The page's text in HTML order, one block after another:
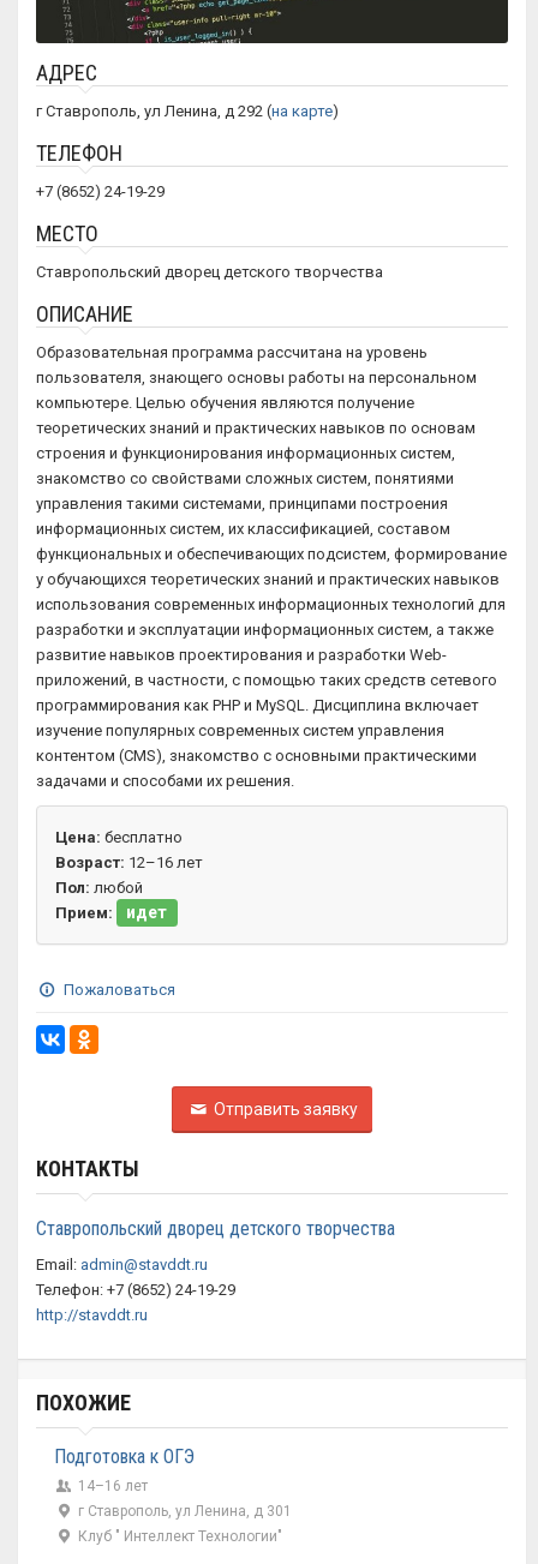
АДРЕС
г Ставрополь, ул Ленина, д 292 (на карте)
ТЕЛЕФОН
+7 (8652) 24-19-29
МЕСТО
Ставропольский дворец детского творчества
ОПИСАНИЕ
Образовательная программа рассчитана на уровень
пользователя, знающего основы работы на персональном
компьютере. Целью обучения являются получение
теоретических знаний и практических навыков по основам
строения и функционирования информационных систем,
знакомство со свойствами сложных систем, понятиями
управления такими системами, принципами построения
информационных систем, их классификацией, составом
функциональных и обеспечивающих подсистем, формирование
у обучающихся теоретических знаний и практических навыков
использования современных информационных технологий для
разработки и эксплуатации информационных систем, а также
развитие навыков проектирования и разработки Web-
приложений, в частности, с помощью таких средств сетевого
программирования как PHP и MySQL. Дисциплина включает
изучение популярных современных систем управления
контентом (CMS), знакомство с основными практическими
задачами и способами их решения.
Цена: бесплатно
Возраст: 12–16 лет
Пол: любой
Прием:
идет
Пожаловаться
Отправить заявку
КОНТАКТЫ
Ставропольский дворец детского творчества
Email: admin@stavddt.ru
Телефон: +7 (8652) 24-19-29
http://stavddt.ru
ПОХОЖИЕ
Подготовка к ОГЭ
14–16 лет
г Ставрополь, ул Ленина, д 301
Клуб " Интеллект Технологии"